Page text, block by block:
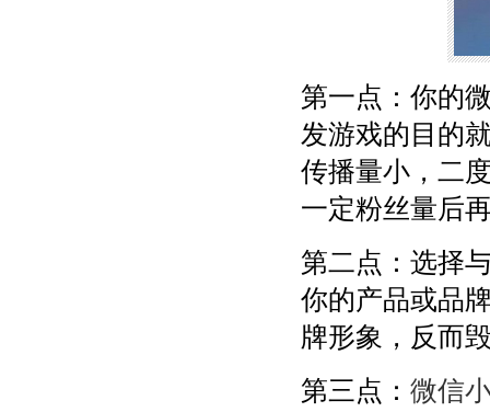
第一点：你的
发游戏的目的
传播量小，二
一定粉丝量后
第二点：选择
你的产品或品
牌形象，反而
第三点： 微信